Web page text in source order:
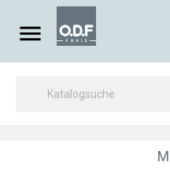
